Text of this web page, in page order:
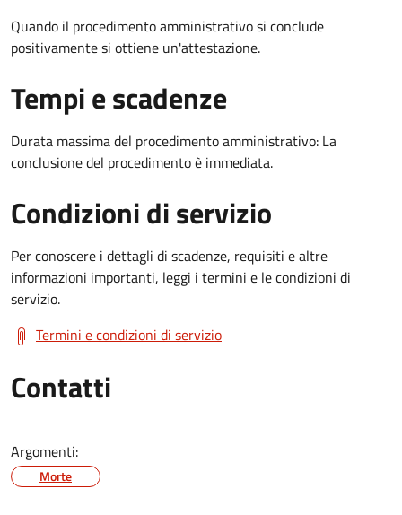
Quando il procedimento amministrativo si conclude
positivamente si ottiene un'attestazione.
Tempi e scadenze
Durata massima del procedimento amministrativo: La
conclusione del procedimento è immediata.
Condizioni di servizio
Per conoscere i dettagli di scadenze, requisiti e altre
informazioni importanti, leggi i termini e le condizioni di
servizio.
Termini e condizioni di servizio
Contatti
Argomenti:
Morte